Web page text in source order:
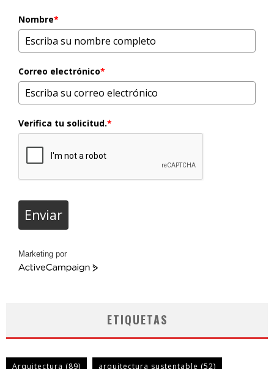
Nombre*
Correo electrónico*
Verifica tu solicitud.*
Enviar
Marketing por
ActiveCampaign
ETIQUETAS
Arquitectura (89) arquitectura sustentable (52)